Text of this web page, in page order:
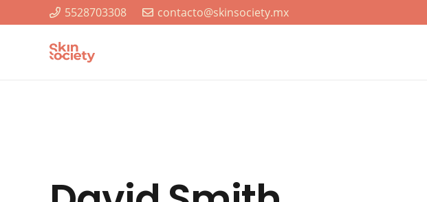
5528703308 contacto@skinsociety.mx